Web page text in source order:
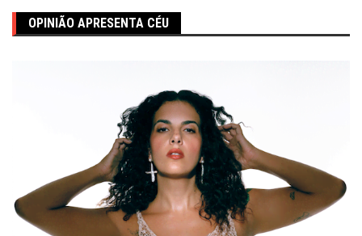
OPINIÃO APRESENTA CÉU